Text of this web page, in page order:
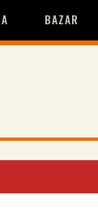
BAZAR